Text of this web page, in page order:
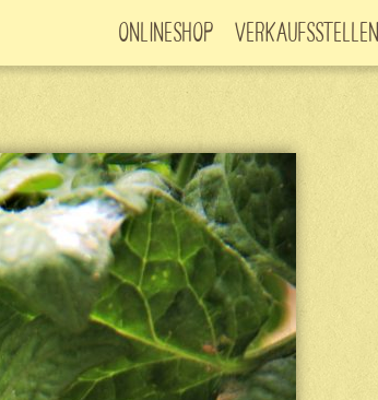
Onlineshop Verkaufsstellen